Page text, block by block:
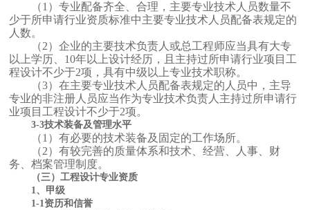
（1）专业配备齐全、合理，主要专业技术人员数量不
少于所申请行业资质标准中主要专业技术人员配备表规定的
人数。
（2）企业的主要技术负责人或总工程师应当具有大专
以上学历、10年以上设计经历，且主持过所申请行业项目工
程设计不少于2项，具有中级以上专业技术职称。
（3）在主要专业技术人员配备表规定的人员中，主导
专业的非注册人员应当作为专业技术负责人主持过所申请行
业项目工程设计不少于2项。
3-3技术装备及管理水平
（1）有必要的技术装备及固定的工作场所。
（2）有较完善的质量体系和技术、经营、人事、财
务、档案管理制度。
（三）工程设计专业资质
1、甲级
1-1资历和信誉